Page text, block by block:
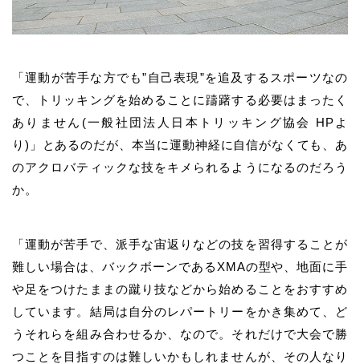
「運動が苦手な方でも”自己表現”を追及するスポーツなの
で、トリッキングを始めることに躊躇する必要はまったく
ありません(一般社団法人日本トリッキング協会 HPよ
り)」とあるのだが、本当に運動神経に自信がなくても、あ
のアクロバティックな技をキメられるようになるのだろう
か。
「運動が苦手で、派手な宙返りなどの技を習得することが
難しい場合は、バックボーンであるXMAの型や、地面に手
や足をつけたままの蹴り技などから始めることをおすすめ
しています。結局は自分のレパートリーをかき集めて、
ど
うそれらを組み合わせるか、 なので。それだけで大会で勝
つことを目指すのは難しいかもしれませんが、その人なり